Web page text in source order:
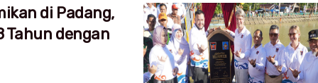
di Padang,
Tahun dengan